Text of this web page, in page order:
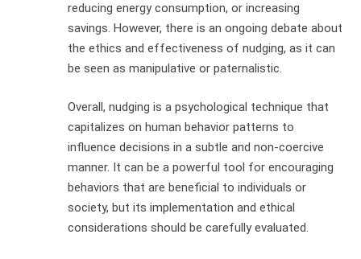
reducing energy consumption, or increasing
savings. However, there is an ongoing debate about
the ethics and effectiveness of nudging, as it can
be seen as manipulative or paternalistic.
Overall, nudging is a psychological technique that
capitalizes on human behavior patterns to
influence decisions in a subtle and non-coercive
manner. It can be a powerful tool for encouraging
behaviors that are beneficial to individuals or
society, but its implementation and ethical
considerations should be carefully evaluated.